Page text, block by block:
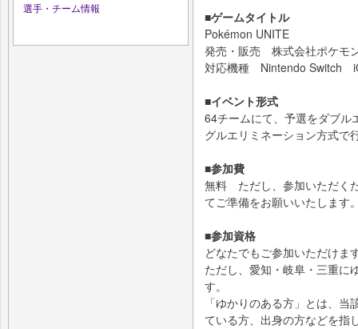
選手・チーム情報
■ゲームタイトル
Pokémon UNITE
発売・販売 株式会社ポケモ
対応機種 Nintendo Switch
■イベント形式
64チームにて、予選をダブル
グルエリミネーション方式で
■参加費
無料 ただし、参加いただく
てご準備をお願いいたします
■参加資格
どなたでもご参加いただけま
ただし、愛知・岐阜・三重に
す。
「ゆかりのある方」とは、
ている方、出身の方などを指